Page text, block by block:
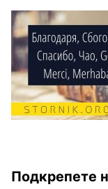
Подкрепете